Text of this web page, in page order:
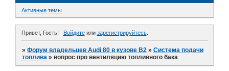
Активные темы
Привет, Гость! Войдитеили зарегистрируйтесь.
»Форум владельцев Audi 80 в кузове В2 »Система подачи
топлива »вопрос про вентиляцию топливного бака